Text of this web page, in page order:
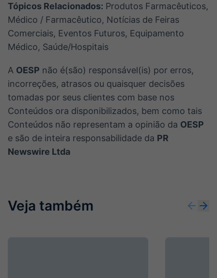
Tópicos Relacionados: Produtos Farmacêuticos,
Médico / Farmacêutico, Notícias de Feiras
Comerciais, Eventos Futuros, Equipamento
Médico, Saúde/Hospitais
A OESP não é(são) responsável(is) por erros,
incorreções, atrasos ou quaisquer decisões
tomadas por seus clientes com base nos
Conteúdos ora disponibilizados, bem como tais
Conteúdos não representam a opinião da OESP
e são de inteira responsabilidade da PR
Newswire Ltda
Veja também